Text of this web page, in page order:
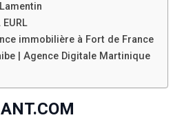
EURL
immobilière à Fort de France
| Agence Digitale Martinique